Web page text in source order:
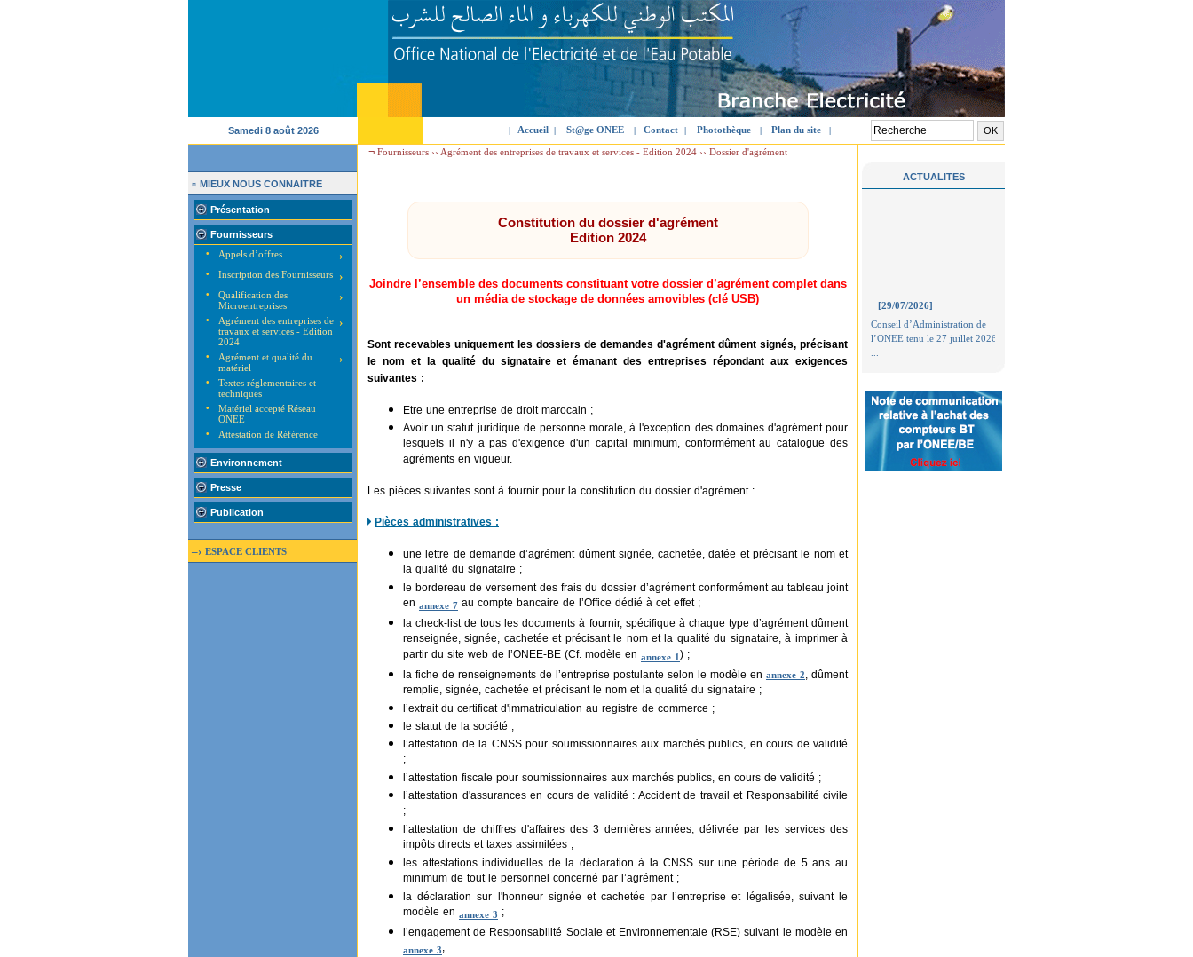
Samedi 8 août 2026 | Accueil | St@ge ONEE | Contact | Photothèque | Plan du site |
¤ MIEUX NOUS CONNAITRE
Présentation
Fournisseurs
• Appels d’offres ›
• Inscription des Fournisseurs ›
•
Qualification des
Microentreprises
›
•
Agrément des entreprises de
travaux et services - Edition
2024
›
•
Agrément et qualité du
matériel
›
•
Textes réglementaires et
techniques
•
Matériel accepté Réseau
ONEE
• Attestation de Référence
Environnement
Presse
Publication
–› ESPACE CLIENTS
¬ Fournisseurs ›› Agrément des entreprises de travaux et services - Edition 2024 ›› Dossier d'agrément
Constitution du dossier d'agrément
Edition 2024
Joindre l’ensemble des documents constituant votre dossier d’agrément complet dans
un média de stockage de données amovibles (clé USB)
Sont recevables uniquement les dossiers de demandes d'agrément dûment signés, précisant
le nom et la qualité du signataire et émanant des entreprises répondant aux exigences
suivantes :
Etre une entreprise de droit marocain ;
Avoir un statut juridique de personne morale, à l'exception des domaines d'agrément pour
lesquels il n'y a pas d'exigence d'un capital minimum, conformément au catalogue des
agréments en vigueur.
Les pièces suivantes sont à fournir pour la constitution du dossier d'agrément :
Pièces administratives :
une lettre de demande d’agrément dûment signée, cachetée, datée et précisant le nom et
la qualité du signataire ;
le bordereau de versement des frais du dossier d’agrément conformément au tableau joint
en annexe 7 au compte bancaire de l’Office dédié à cet effet ;
la check-list de tous les documents à fournir, spécifique à chaque type d’agrément dûment
renseignée, signée, cachetée et précisant le nom et la qualité du signataire, à imprimer à
partir du site web de l’ONEE-BE (Cf. modèle en annexe 1) ;
la fiche de renseignements de l’entreprise postulante selon le modèle en annexe 2, dûment
remplie, signée, cachetée et précisant le nom et la qualité du signataire ;
l’extrait du certificat d'immatriculation au registre de commerce ;
le statut de la société ;
l’attestation de la CNSS pour soumissionnaires aux marchés publics, en cours de validité
;
l’attestation fiscale pour soumissionnaires aux marchés publics, en cours de validité ;
l’attestation d'assurances en cours de validité : Accident de travail et Responsabilité civile
;
l’attestation de chiffres d'affaires des 3 dernières années, délivrée par les services des
impôts directs et taxes assimilées ;
les attestations individuelles de la déclaration à la CNSS sur une période de 5 ans au
minimum de tout le personnel concerné par l’agrément ;
la déclaration sur l'honneur signée et cachetée par l’entreprise et légalisée, suivant le
modèle en annexe 3 ;
l’engagement de Responsabilité Sociale et Environnementale (RSE) suivant le modèle en
annexe 3;
ACTUALITES
Conseil d’Administration de
l’ONEE tenu le 27 juillet 2026
...
[20/07/2026]
En partenariat avec l’ONEE,
l’Union Arabe de l’Électricité
tiendra son 9eCongrès du 23
au 25 mars à Rabat ...